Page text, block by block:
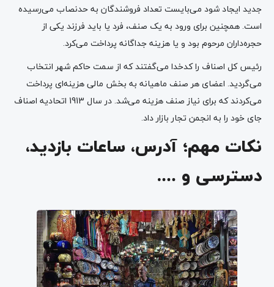
جدید ایجاد شود می‌بایست تعداد فروشندگان به حدنصاب می‌رسیده
است. همچنین برای ورود به یک صنف، فرد یا باید فرزند یکی از
حجره‌داران مرحوم بود و یا هزینه جداگانه پرداخت می‌کرد.
رئیس کل اصناف را کدخدا می‌گفتند که از سمت حاکم شهر انتخاب
می‌گردید. اعضای هر صنف ماهیانه به بخش مالی هزینه‌ای پرداخت
می‌کردند که برای نیاز صنف هزینه می‌شد. در سال 1913 اتحادیه اصناف
جای خود را به انجمن تجار بازار داد.
نکات مهم؛ آدرس، ساعات بازدید،
دسترسی و ….